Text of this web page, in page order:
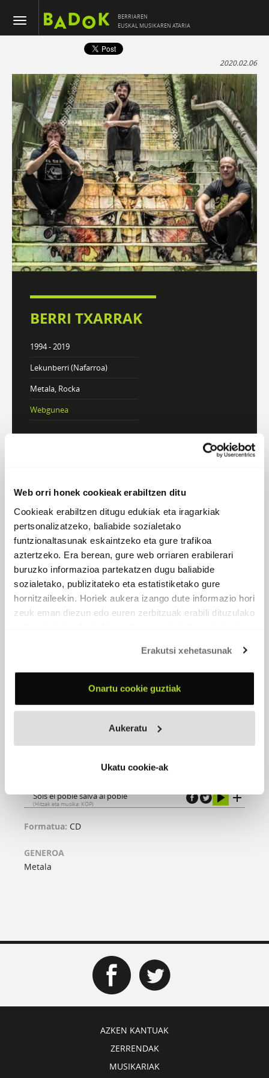
Web orri honek cookieak erabiltzen ditu
Cookieak erabiltzen ditugu edukiak eta iragarkiak
pertsonalizatzeko, baliabide sozialetako
funtzionaltasunak eskaintzeko eta gure trafikoa
aztertzeko. Era berean, gure web orriaren erabilerari
buruzko informazioa partekatzen dugu baliabide
sozialetako, publizitateko eta estatistiketako gure
hornitzaileekin. Horiek aukera izango dute informazio hori
zeuk eman diezun edo euren zerbitzuak erabili dituzulako
Erakutsi xehetasunak
Onartu cookie guztiak
Aukeratu
Ukatu cookie-ak
BERRIAREN
EUSKAL MUSIKAREN ATARIA
2020.02.06
BERRI TXARRAK
1994 - 2019
Lekunberri (Nafarroa)
Metala, Rocka
Webgunea
Atzera
2007 - Propaganda Pel Fet
Sols el poble salva al poble
(Hitzak eta musika: KOP)
Formatua: CD
GENEROA
Metala
AZKEN KANTUAK
ZERRENDAK
MUSIKARIAK